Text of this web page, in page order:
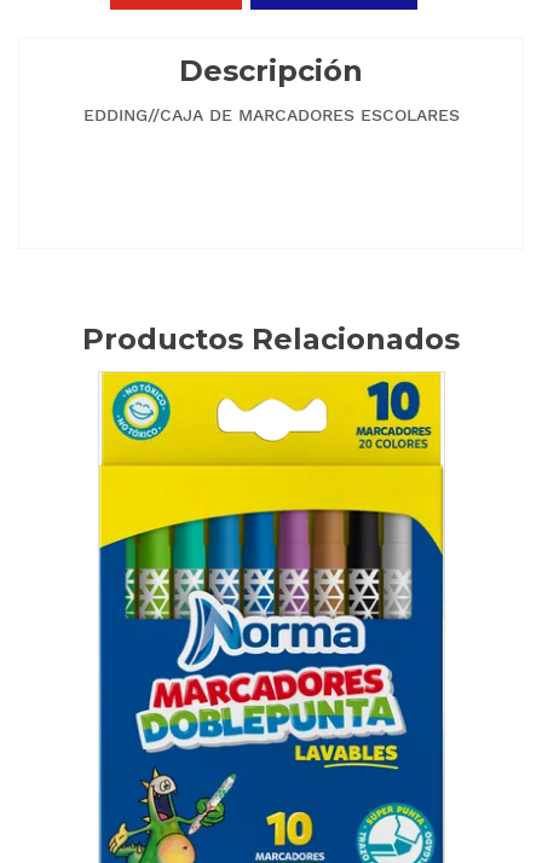
Descripción
EDDING//CAJA DE MARCADORES ESCOLARES
Productos Relacionados